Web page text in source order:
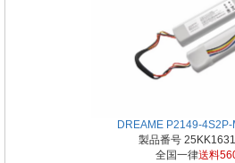
DREAME P2149-4S2P-
製品番号
全国一律送料